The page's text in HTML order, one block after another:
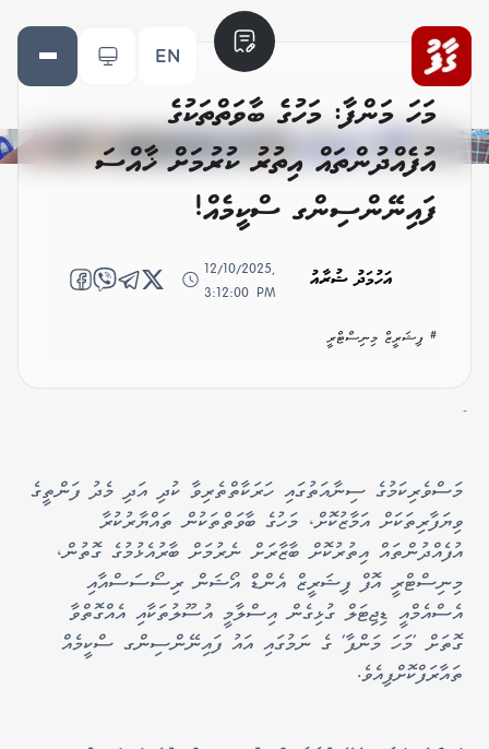
EN
މަހަ މަންފާ: މަހުގެ ބާވަތްތަކުގެ
އުފެއްދުންތައް އިތުރު ކުރުމަށް ޚާއްސަ
ފައިނޭންސިންގ ސްކީމެއް!
އަހުމަދު ޝުރާއު
12/10/2025,
3:12:00 PM
# ފިޝަރީޒް މިނިސްޓްރީ
-
މަސްވެރިކަމުގެ ސިނާއަތުގައި ހަރަކާތްތެރިވާ ކުދި އަދި މެދު ފަންތީގެ
ވިޔަފާރިތަކަށް އަމާޒުކޮށް، މަހުގެ ބާވަތްތަކުން ތައްޔާރުކުރާ
އުފެއްދުންތައް އިތުރުކޮށް ބާޒާރަށް ނެރުމަށް ބާރުއެޅުމުގެ ގޮތުން،
މިނިސްޓްރީ އޮފް ފިޝަރީޒް އެންޑް އޯޝަން ރިސޯސަސްއާއި
އެސްއެމްއީ ޑިޖިޓަލް ގުޅިގެން އިސްލާމީ އުސޫލުތަކާއި އެއްގޮތްވާ
ގޮތަށް 'މަހަ މަންފާ' ގެ ނަމުގައި އައު ފައިނޭންސިންގ ސްކީމެއް
ތައާރަފްކޮށްފިއެވެ.